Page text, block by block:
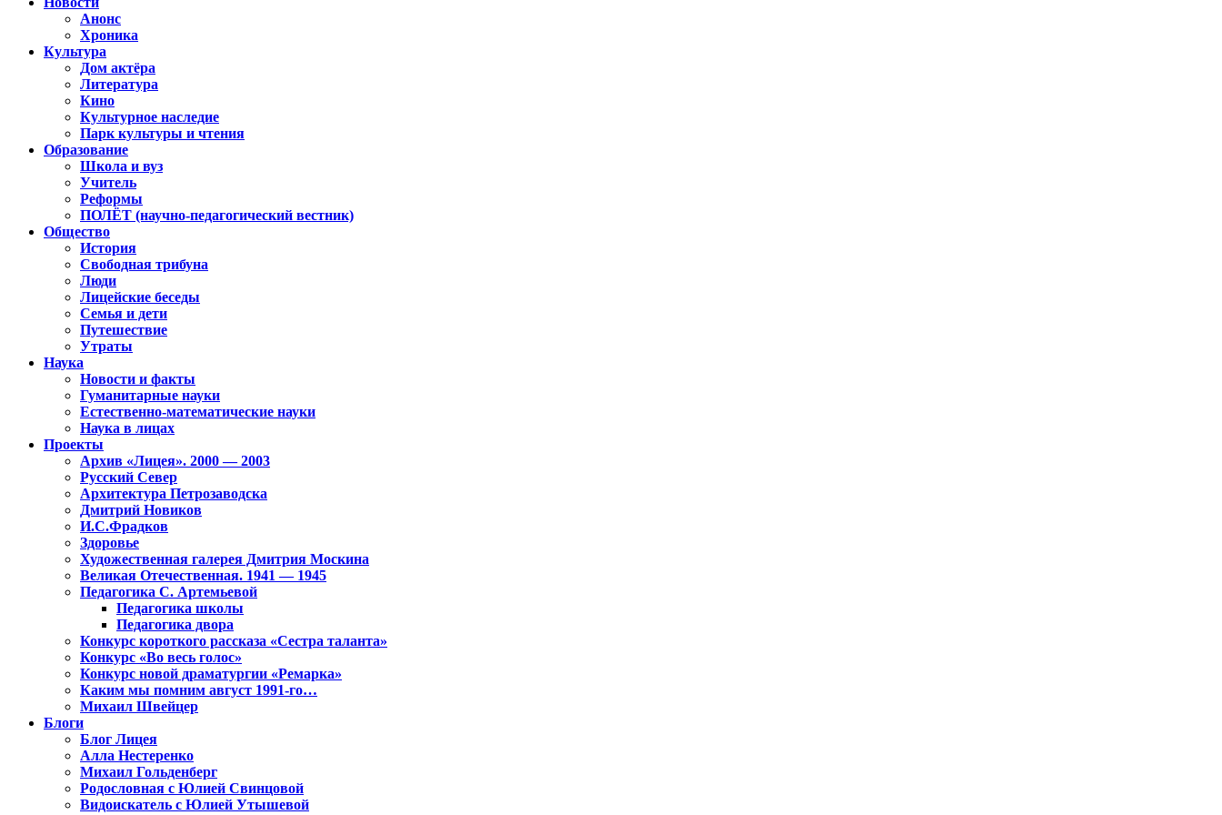
Анонс
Хроника
Культура
Дом актёра
Литература
Кино
Культурное наследие
Парк культуры и чтения
Образование
Школа и вуз
Учитель
Реформы
ПОЛЁТ (научно-педагогический вестник)
Общество
История
Свободная трибуна
Люди
Лицейские беседы
Семья и дети
Путешествие
Утраты
Наука
Новости и факты
Гуманитарные науки
Естественно-математические науки
Наука в лицах
Проекты
Архив «Лицея». 2000 — 2003
Русский Север
Архитектура Петрозаводска
Дмитрий Новиков
И.С.Фрадков
Здоровье
Художественная галерея Дмитрия Москина
Великая Отечественная. 1941 — 1945
Педагогика С. Артемьевой
Педагогика школы
Педагогика двора
Конкурс короткого рассказа «Сестра таланта»
Конкурс «Во весь голос»
Конкурс новой драматургии «Ремарка»
Каким мы помним август 1991-го…
Михаил Швейцер
Блоги
Блог Лицея
Алла Нестеренко
Михаил Гольденберг
Родословная с Юлией Свинцовой
Видоискатель с Юлией Утышевой